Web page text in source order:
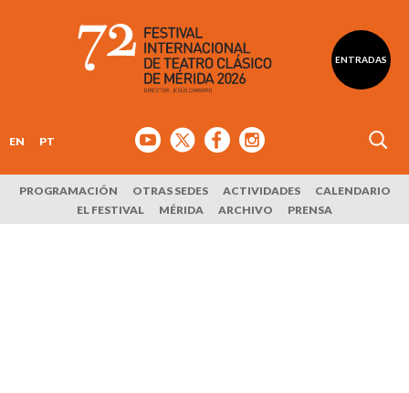
ENTRADAS
EN PT
PROGRAMACIÓN OTRAS SEDES ACTIVIDADES
CALENDARIO
EL FESTIVAL
MÉRIDA ARCHIVO PRENSA